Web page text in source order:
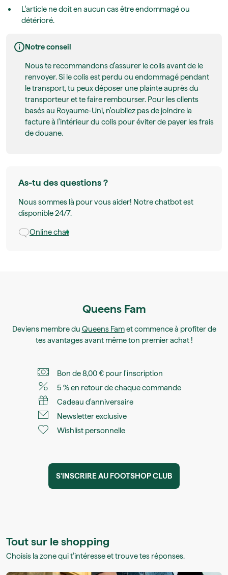
As-tu des questions ?
Nous sommes là pour vous aider! Notre chatbot est
disponible 24/7.
Online chat
L'article ne doit en aucun cas être endommagé ou
détérioré.
Notre conseil
Nous te recommandons d'assurer le colis avant de le
renvoyer. Si le colis est perdu ou endommagé pendant
le transport, tu peux déposer une plainte auprès du
transporteur et te faire rembourser. Pour les clients
basés au Royaume-Uni, n'oubliez pas de joindre la
facture à l'intérieur du colis pour éviter de payer les frais
de douane.
Queens Fam
Deviens membre du Queens Famet commence à profiter de
tes avantages avant même ton premier achat !
Bon de 8,00 € pour l'inscription
5 % en retour de chaque commande
Cadeau d'anniversaire
Newsletter exclusive
Wishlist personnelle
S'INSCRIRE AU FOOTSHOP CLUB
Tout sur le shopping
Choisis la zone qui t'intéresse et trouve tes réponses.